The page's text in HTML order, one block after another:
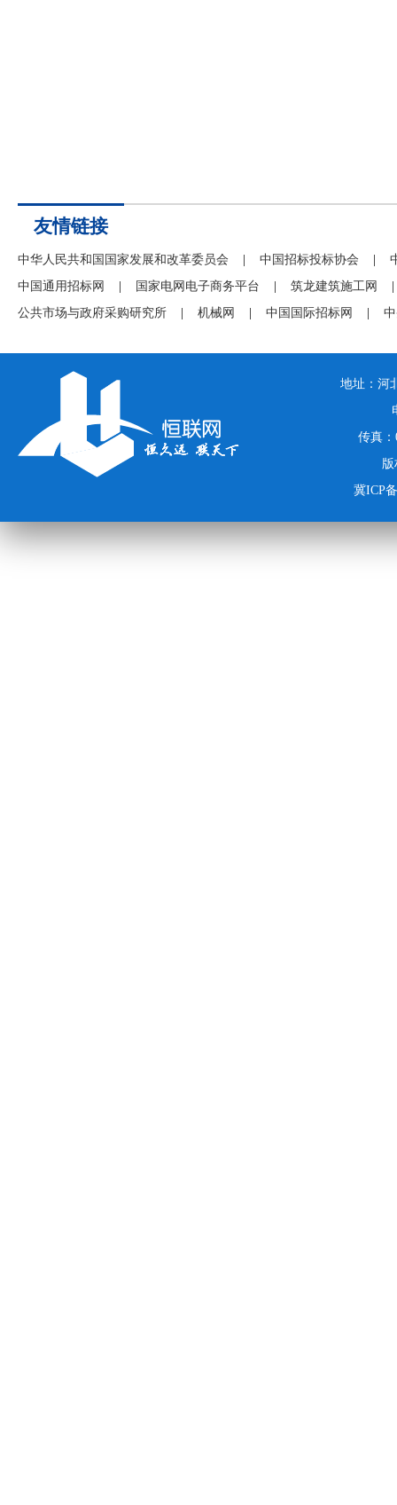
友情链接
中华人民共和国国家发展和改革委员会 中国招标投标协会
中国通用招标网
国家电网电子商务平台 筑龙建筑施工网
公共市场与政府采购研究所
机械网 中国国际招标网
地址：河
传真
冀ICP